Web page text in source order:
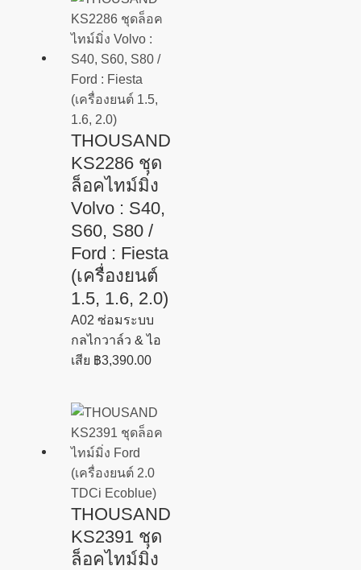
THOUSAND
KS2286 ชุด
ล็อคไทม์มิ่ง
Volvo : S40,
S60, S80 /
Ford : Fiesta
(เครื่องยนต์
1.5, 1.6, 2.0)
A02 ซ่อมระบบ
กลไกวาล์ว & ไอ
เสีย ฿3,390.00
THOUSAND
KS2391 ชุด
ล็อคไทม์มิ่ง